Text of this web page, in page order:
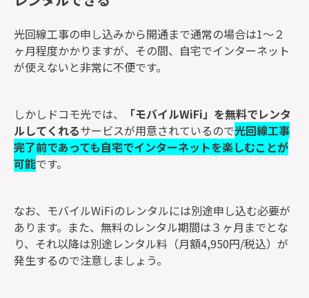
光回線工事の申し込みから開通まで通常の場合は1～２
ヶ月程度かかりますが、その間、自宅でインターネット
が使えないと非常に不便です。
しかしドコモ光では、
「モバイルWiFi」を無料でレンタ
ルしてくれるサービスが用意されているので光回線工事
完了前であっても自宅でインターネットを楽しむことが
可能です。
なお、モバイルWiFiのレンタルには別途申し込む必要が
あります。また、無料のレンタル期間は３ヶ月までとな
り、それ以降は別途レンタル料（月額4,950円/税込）が
発生するので注意しましょう。